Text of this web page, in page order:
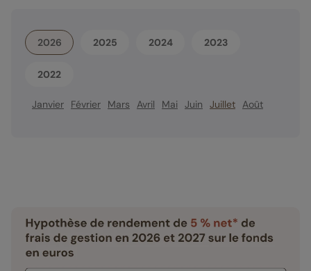
2026 2025 2024 2023
2022
Janvier Février Mars Avril Mai Juin Juillet Août